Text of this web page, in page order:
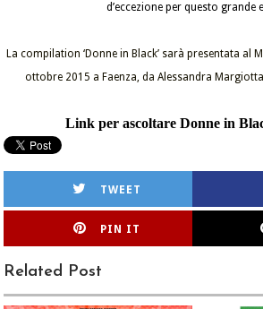
d’eccezione per questo grande
La compilation ‘Donne in Black’ sarà presentata al
ottobre 2015 a Faenza, da Alessandra
Link per ascoltare Donne in
TWEET
PIN IT
Related Post